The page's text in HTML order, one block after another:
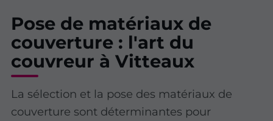
Pose de matériaux de
couverture : l'art du
couvreur à Vitteaux
La sélection et la pose des matériaux de
couverture sont déterminantes pour